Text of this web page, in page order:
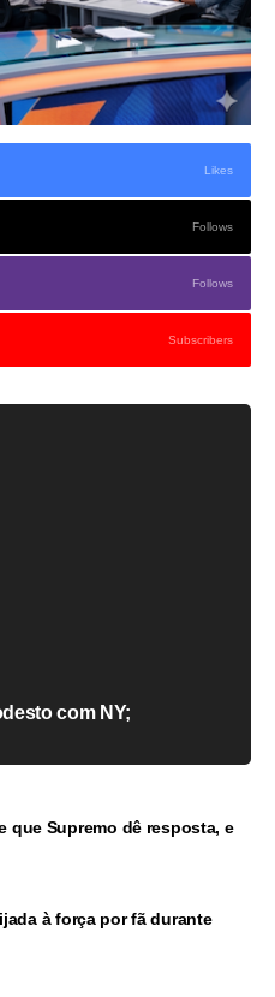
Likes
Follows
Follows
Subscribers
com NY;
que Supremo dê resposta, e
à força por fã durante